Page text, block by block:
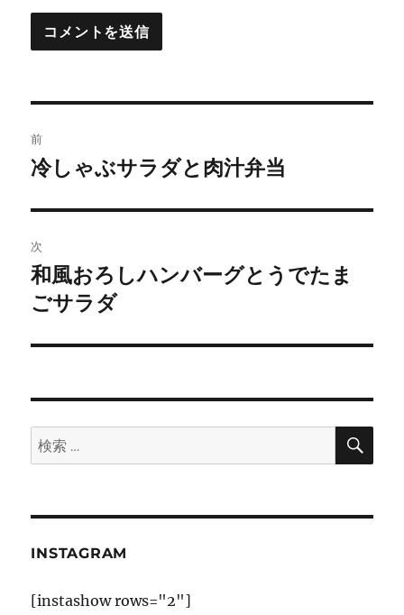
稿
ビ
ゲ
ー
シ
ン
前
前
投
稿:
冷しゃぶサラダと肉汁弁当
次
次
の
稿:
和風おろしハンバーグとうでたま
ごサラダ
検
索:
検
INSTAGRAM
[instashow rows="2"]